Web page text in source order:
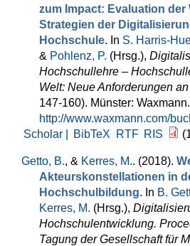
zum Impact: Evaluation der
Strategien der
Hochschule. In S. Harris-
& Pohlenz, P. (Hrsg.),
Hochschullehre –
Welt: Neue Anforderungen
147-160). Münster:
http://www.waxmann.com/
Scholar |
BibTeX RTF RIS
Getto, B., & Kerres, M.. (2018).
Akteurskonstellationen in
Hochschulbildung. In B.
Kerres, M. (Hrsg.),
Hochschulentwicklung.
Tagung der Gesellschaft für